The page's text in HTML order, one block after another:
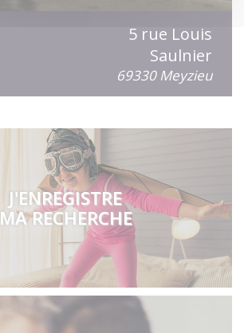
5 rue Louis
Saulnier
69330 Meyzieu
J'ENREGISTRE
MA RECHERCHE